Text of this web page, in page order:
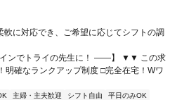
に対応でき、ご希望に応じてシフトの調
ンでトライの先生に！ ――】 ▼▼ この求
確なランクアップ制度 □完全在宅！Wワ
主婦・主夫歓迎 シフト自由
平日のみOK